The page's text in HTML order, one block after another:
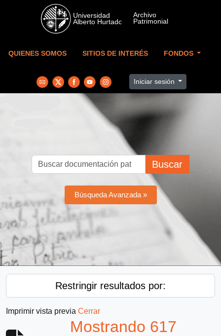
Skip to main content
QUIENES SOMOS SITIOS DE INTERÉS FONDOS
Iniciar sesión
Buscar
Búsqueda Avanzada »
Restringir resultados por:
Imprimir vista previa Cerrar
Mostrando 617